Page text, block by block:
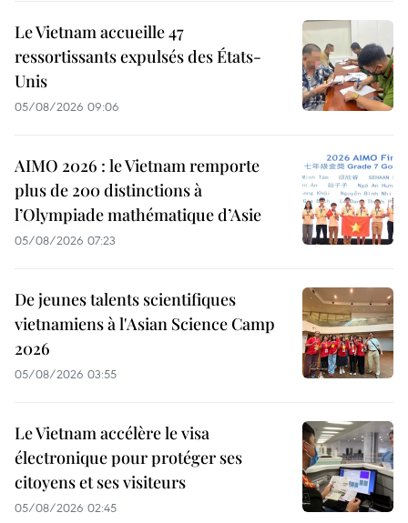
Le Vietnam accueille 47
ressortissants expulsés des États-
Unis
05/08/2026 09:06
AIMO 2026 : le Vietnam remporte
plus de 200 distinctions à
l’Olympiade mathématique d’Asie
05/08/2026 07:23
De jeunes talents scientifiques
vietnamiens à l'Asian Science Camp
2026
05/08/2026 03:55
Le Vietnam accélère le visa
électronique pour protéger ses
citoyens et ses visiteurs
05/08/2026 02:45